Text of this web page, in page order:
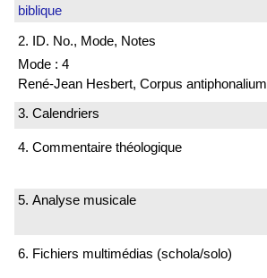
biblique
2. ID. No., Mode, Notes
Mode : 4
René-Jean Hesbert, Corpus
3. Calendriers
4. Commentaire théologique
5. Analyse musicale
6. Fichiers multimédias (schola/solo)